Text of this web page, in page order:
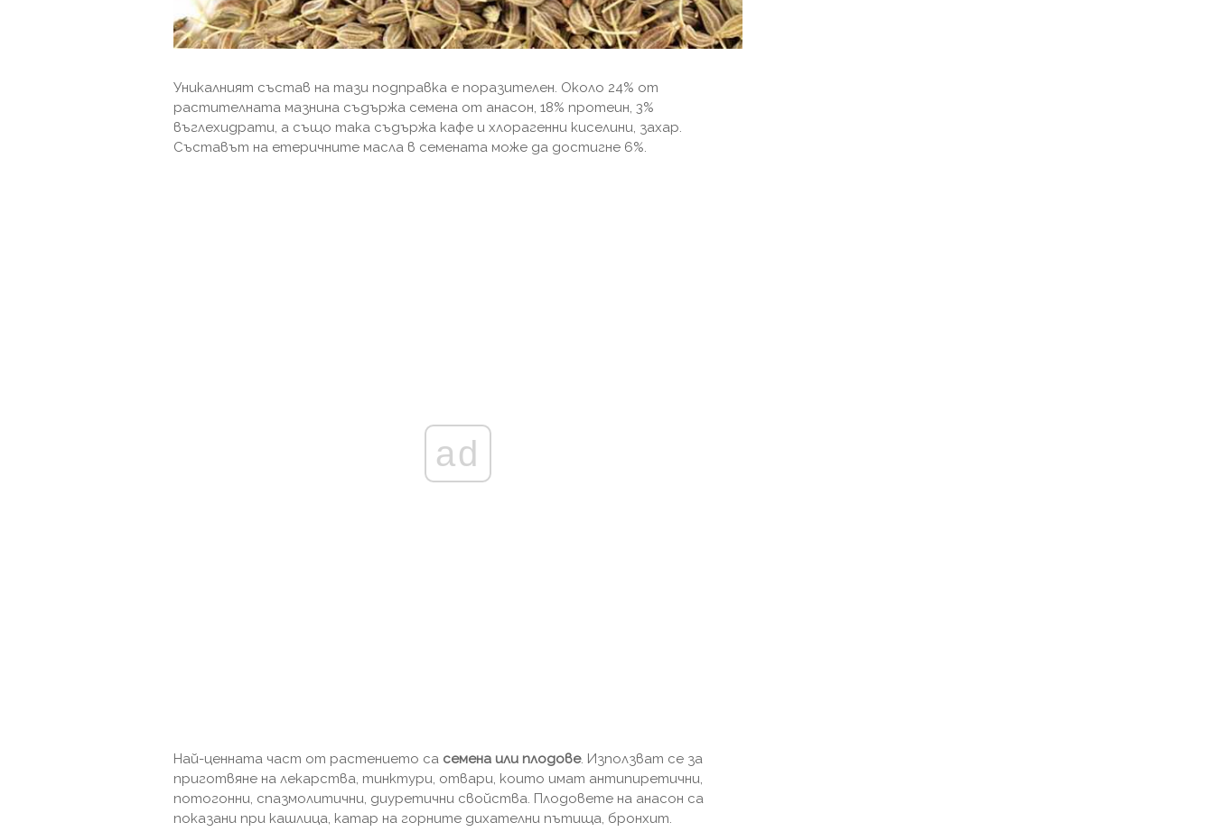
Уникалният състав на тази подправка е поразителен. Около 24% от
растителната мазнина съдържа семена от анасон, 18% протеин, 3%
въглехидрати, а също така съдържа кафе и хлорагенни киселини, захар.
Съставът на етеричните масла в семената може да достигне 6%.
ad
Най-ценната част от растението са семена или плодове. Използват се за
приготвяне на лекарства, тинктури, отвари, които имат антипиретични,
потогонни, спазмолитични, диуретични свойства. Плодовете на анасон са
показани при кашлица, катар на горните дихателни пътища, бронхит.